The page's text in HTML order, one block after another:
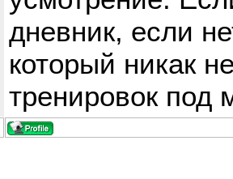
дневник, если
который никак
тренировок под